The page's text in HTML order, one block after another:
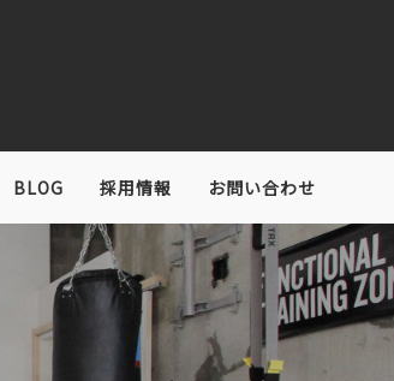
BLOG 採用情報 お問い合わせ